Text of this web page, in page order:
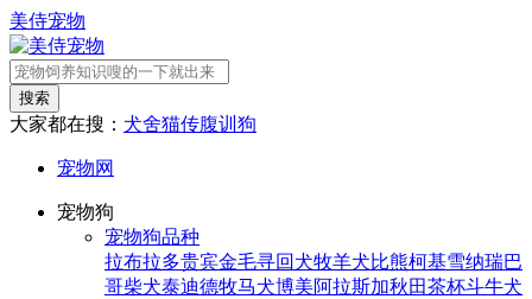
美侍宠物
搜索
大家都在搜： 犬舍猫传腹训狗
宠物网
宠物狗
宠物狗品种
拉布拉多贵宾金毛寻回犬牧羊犬比熊柯基雪纳瑞巴
哥柴犬泰迪德牧马犬博美阿拉斯加秋田茶杯斗牛犬